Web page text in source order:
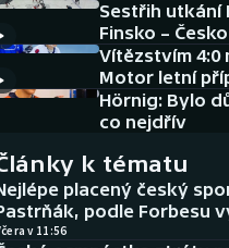
Aplikace ČT sport
AZ kvíz
Sestřih utkání
Finsko – Česko
Vítězstvím 4:0
Motor letní
Hörnig: Bylo
co nejdřív
k tématu
placený český
podle Forbesu
v 11:56